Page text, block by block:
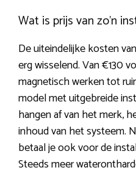
Wat is prijs van zo’n
De uiteindelijke kosten
erg wisselend. Van €130
magnetisch werken tot
model met uitgebreide
hangen af van het merk,
inhoud van het systeem.
betaal je ook voor de
Steeds meer